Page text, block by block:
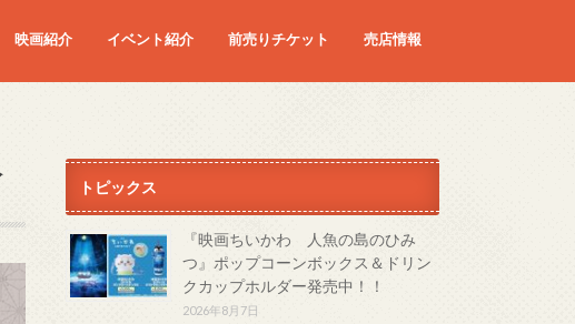
映画紹介 イベント紹介 前売りチケット 売店情報
トピックス
『映画ちいかわ 人魚の島のひみ
つ』ポップコーンボックス＆ドリン
クカップホルダー発売中！！
2026年8月7日